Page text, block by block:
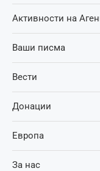
Активности на
Ваши писма
Вести
Донации
Европа
За нас